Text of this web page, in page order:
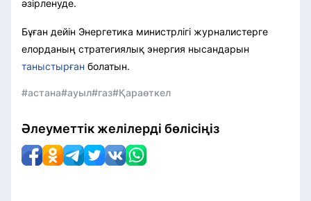
әзірленуде.
Бұған дейін Энергетика министрлігі журналистерге
елорданың стратегиялық энергия нысандарын
таныстырған болатын.
#астана#ауыл#газ#Қараөткел
Әлеуметтік желілерді бөлісіңіз